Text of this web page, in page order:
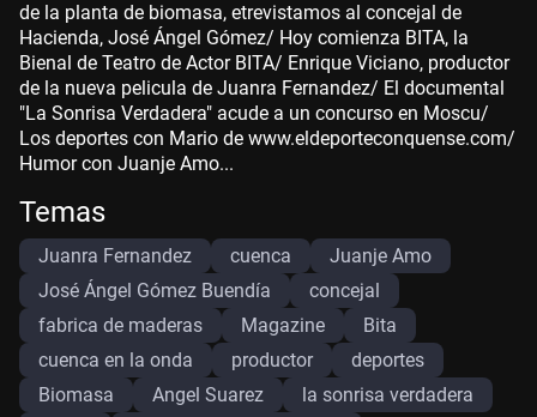
de la planta de biomasa, etrevistamos al concejal de
Hacienda, José Ángel Gómez/ Hoy comienza BITA, la
Bienal de Teatro de Actor BITA/ Enrique Viciano, productor
de la nueva pelicula de Juanra Fernandez/ El documental
"La Sonrisa Verdadera" acude a un concurso en Moscu/
Los deportes con Mario de www.eldeporteconquense.com/
Humor con Juanje Amo...
Temas
Juanra Fernandez cuenca
Juanje Amo
José Ángel Gómez Buendía
concejal
fabrica de maderas
Magazine
Bita
cuenca en la onda
productor
deportes
Biomasa
Angel Suarez
la sonrisa verdadera